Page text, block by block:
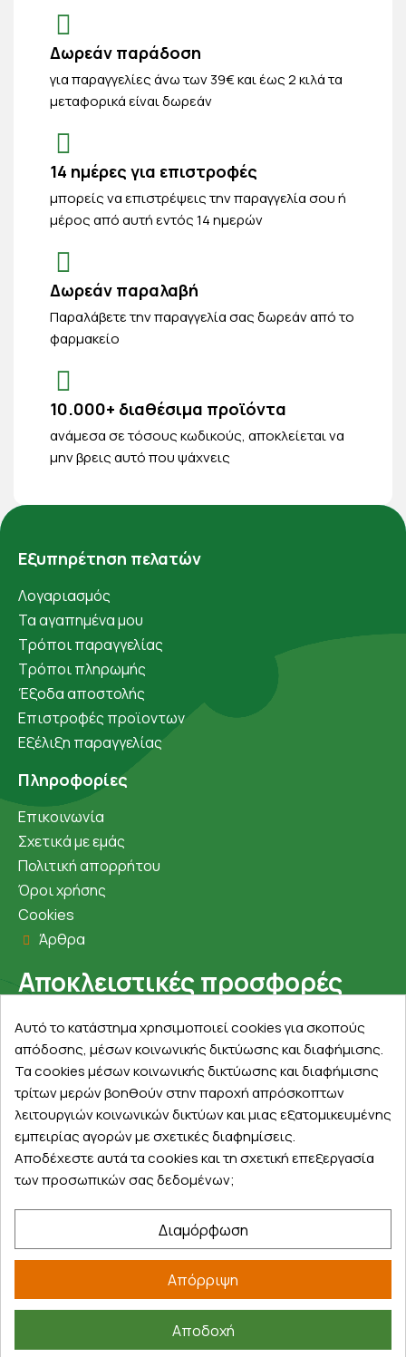
Δωρεάν παράδοση
για παραγγελίες άνω των 39€ και έως 2 κιλά τα
μεταφορικά είναι δωρεάν
14 ημέρες για επιστροφές
μπορείς να επιστρέψεις την παραγγελία σου ή
μέρος από αυτή εντός 14 ημερών
Δωρεάν παραλαβή
Παραλάβετε την παραγγελία σας δωρεάν από το
φαρμακείο
10.000+ διαθέσιμα προϊόντα
ανάμεσα σε τόσους κωδικούς, αποκλείεται να
μην βρεις αυτό που ψάχνεις
Εξυπηρέτηση πελατών
Λογαριασμός
Τα αγαπημένα μου
Τρόποι παραγγελίας
Τρόποι πληρωμής
Έξοδα αποστολής
Επιστροφές προϊοντων
Εξέλιξη παραγγελίας
Πληροφορίες
Επικοινωνία
Σχετικά με εμάς
Πολιτική απορρήτου
Όροι χρήσης
Cookies
Άρθρα
Αποκλειστικές προσφορές
Εγγραφείτε με το email σας για να ενημερώνεστε
πρώτοι για προσφορές, διαγωνισμούς, εκπτωτικούς
κωδικούς και μοναδικά δώρα!
Βρείτε μας στα social
©2026farmakeioexpress.gr
Αυτό το κατάστημα χρησιμοποιεί cookies για σκοπούς
απόδοσης, μέσων κοινωνικής δικτύωσης και διαφήμισης.
Τα cookies μέσων κοινωνικής δικτύωσης και διαφήμισης
τρίτων μερών βοηθούν στην παροχή απρόσκοπτων
λειτουργιών κοινωνικών δικτύων και μιας εξατομικευμένης
εμπειρίας αγορών με σχετικές διαφημίσεις.
Αποδέχεστε αυτά τα cookies και τη σχετική επεξεργασία
των προσωπικών σας δεδομένων;
Διαμόρφωση
Απόρριψη
Αποδοχή